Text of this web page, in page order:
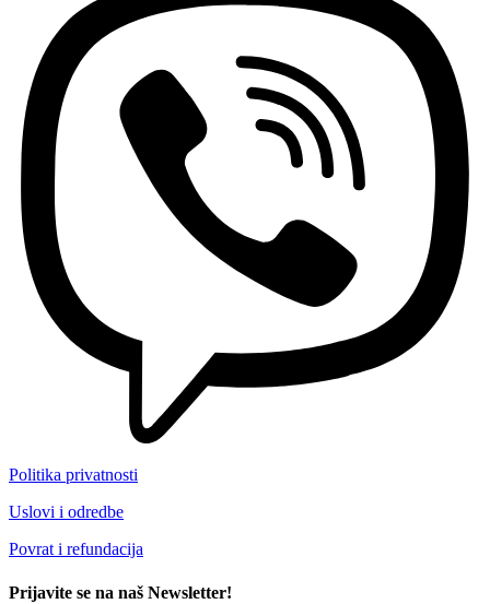
Politika privatnosti
Uslovi i odredbe
Povrat i refundacija
Prijavite se na naš Newsletter!